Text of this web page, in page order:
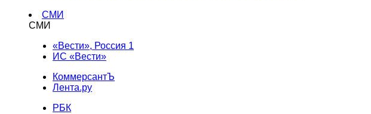
СМИ
СМИ
«Вести», Россия 1
ИС «Вести»
КоммерсантЪ
Лента.ру
РБК